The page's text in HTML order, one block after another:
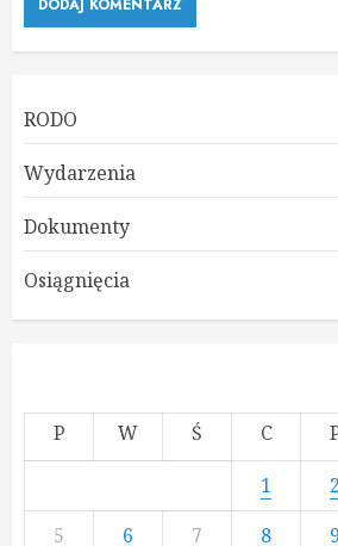
RODO
Wydarzenia
Dokumenty
Osiągnięcia
P W Ś C
1
2
5
6 7 8 9